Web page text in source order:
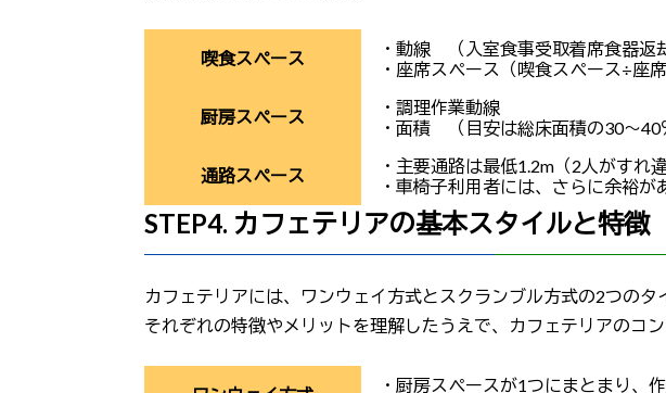
喫食スペース
・動線 （入室→食事受取→着席→食器返却
・座席スペース（喫食スペース÷座
厨房スペース
・調理作業動線
・面積 （目安は総床面積の30～40
通路スペース
・主要通路は最低1.2m（2人がすれ
・車椅子利用者には、さらに余裕が
STEP4. カフェテリアの基本スタイルと特徴
カフェテリアには、ワンウェイ方式とスクランブル方式の2つのタ
それぞれの特徴やメリットを理解したうえで、カフェテリアのコ
・厨房スペースが1つにまとまり、